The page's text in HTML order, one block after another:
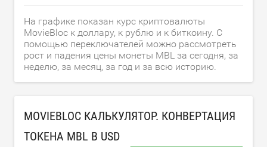
На графике показан курс криптовалюты
MovieBloc к доллару, к рублю и к биткоину. С
помощью переключателей можно рассмотреть
рост и падения цены монеты MBL за сегодня, за
неделю, за месяц, за год и за всю историю.
MOVIEBLOC КАЛЬКУЛЯТОР. КОНВЕРТАЦИЯ
ТОКЕНА MBL В USD